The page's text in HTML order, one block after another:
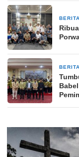
BERITA
BERITA